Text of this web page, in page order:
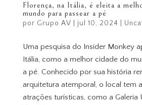
Florença, na Itália, é eleita a
mundo para passear a pé
por Grupo AV jul 10, 2024
Uma pesquisa do Insider Monkey
Itália, como a melhor cidade do
a pé. Conhecido por sua história
arquitetura atemporal, o local tem
atrações turísticas, como a Galeria